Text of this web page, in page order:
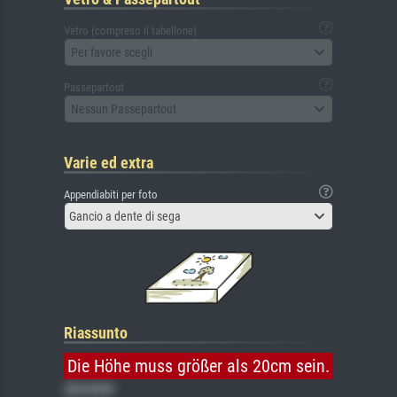
Vetro (compreso il tabellone)
Per favore scegli
Passepartout
Nessun Passepartout
Varie ed extra
Appendiabiti per foto
Gancio a dente di sega
Riassunto
Die Höhe muss größer als 20cm sein.